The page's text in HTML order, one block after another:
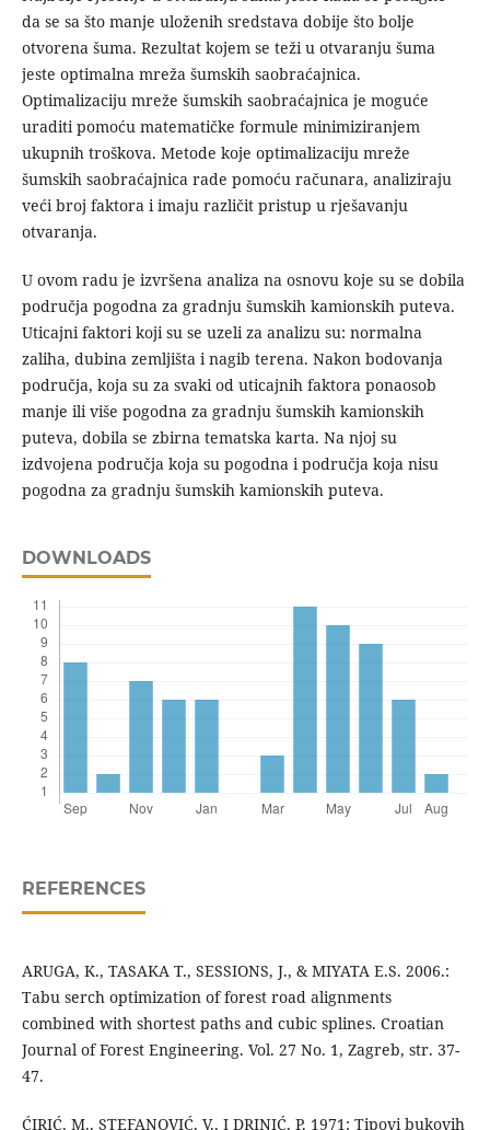
da se sa što manje uloženih sredstava dobije što bolje
otvorena šuma. Rezultat kojem se teži u otvaranju šuma
jeste optimalna mreža šumskih saobraćajnica.
Optimalizaciju mreže šumskih saobraćajnica je moguće
uraditi pomoću matematičke formule minimiziranjem
ukupnih troškova. Metode koje optimalizaciju mreže
šumskih saobraćajnica rade pomoću računara, analiziraju
veći broj faktora i imaju različit pristup u rješavanju
otvaranja.
U ovom radu je izvršena analiza na osnovu koje su se dobila
područja pogodna za gradnju šumskih kamionskih puteva.
Uticajni faktori koji su se uzeli za analizu su: normalna
zaliha, dubina zemljišta i nagib terena. Nakon bodovanja
područja, koja su za svaki od uticajnih faktora ponaosob
manje ili više pogodna za gradnju šumskih kamionskih
puteva, dobila se zbirna tematska karta. Na njoj su
izdvojena područja koja su pogodna i područja koja nisu
pogodna za gradnju šumskih kamionskih puteva.
DOWNLOADS
REFERENCES
ARUGA, K., TASAKA T., SESSIONS, J., & MIYATA E.S. 2006.:
Tabu serch optimization of forest road alignments
combined with shortest paths and cubic splines. Croatian
Journal of Forest Engineering. Vol. 27 No. 1, Zagreb, str. 37-
47.
ĆIRIĆ, M., STEFANOVIĆ, V., I DRINIĆ, P. 1971: Tipovi bukovih